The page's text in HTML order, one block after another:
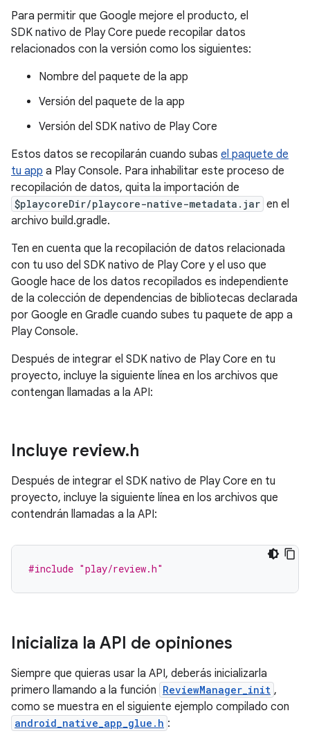
Para permitir que Google mejore el producto, el
SDK nativo de Play Core puede recopilar datos
relacionados con la versión como los siguientes:
Nombre del paquete de la app
Versión del paquete de la app
Versión del SDK nativo de Play Core
Estos datos se recopilarán cuando subas el paquete de
tu app a Play Console. Para inhabilitar este proceso de
recopilación de datos, quita la importación de
$playcoreDir/playcore-native-metadata.jar en el
archivo build.gradle.
Ten en cuenta que la recopilación de datos relacionada
con tu uso del SDK nativo de Play Core y el uso que
Google hace de los datos recopilados es independiente
de la colección de dependencias de bibliotecas declarada
por Google en Gradle cuando subes tu paquete de app a
Play Console.
Después de integrar el SDK nativo de Play Core en tu
proyecto, incluye la siguiente línea en los archivos que
contengan llamadas a la API:
Incluye review.h
Después de integrar el SDK nativo de Play Core en tu
proyecto, incluye la siguiente línea en los archivos que
contendrán llamadas a la API:
#include "play/review.h"
Inicializa la API de opiniones
Siempre que quieras usar la API, deberás inicializarla
primero llamando a la función ReviewManager_init ,
como se muestra en el siguiente ejemplo compilado con
android_native_app_glue.h :